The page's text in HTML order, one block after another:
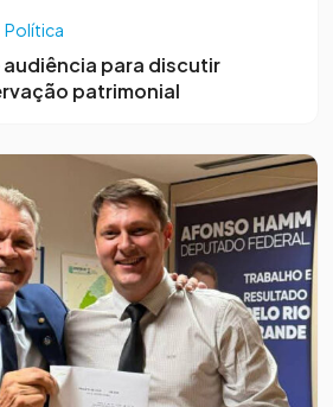
Política
para discutir
patrimonial